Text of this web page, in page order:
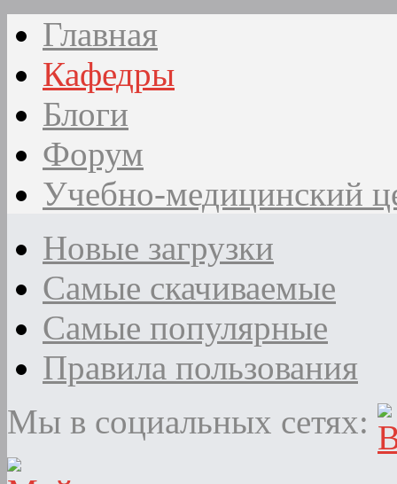
Главная
Кафедры
Блоги
Форум
Учебно-медицинский
Новые загрузки
Самые скачиваемые
Самые популярные
Правила пользования
Мы в социальных сетях: